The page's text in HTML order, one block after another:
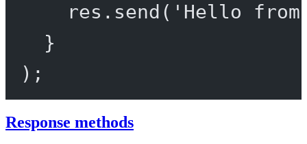
res. send ( 'Hello
}
);
Response methods